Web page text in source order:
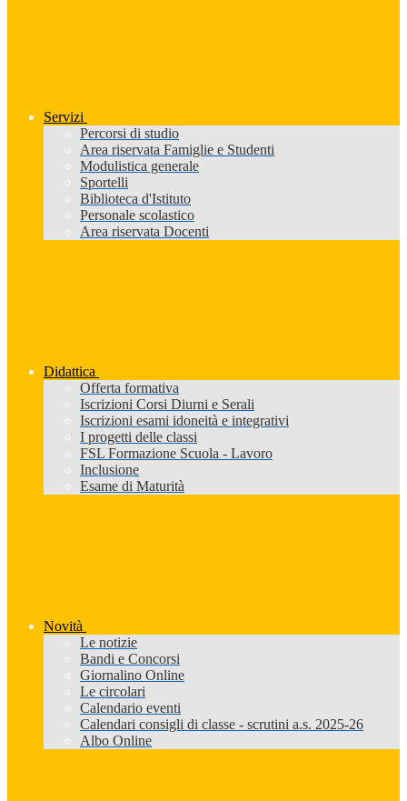
Servizi
Percorsi di studio
Area riservata Famiglie e Studenti
Modulistica generale
Sportelli
Biblioteca d'Istituto
Personale scolastico
Area riservata Docenti
Didattica
Offerta formativa
Iscrizioni Corsi Diurni e Serali
Iscrizioni esami idoneità e integrativi
I progetti delle classi
FSL Formazione Scuola - Lavoro
Inclusione
Esame di Maturità
Novità
Le notizie
Bandi e Concorsi
Giornalino Online
Le circolari
Calendario eventi
Calendari consigli di classe - scrutini a.s. 2025-26
Albo Online